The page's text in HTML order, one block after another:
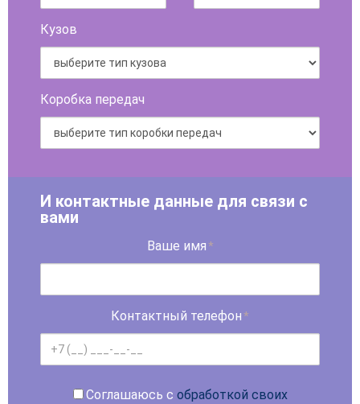
Кузов
Коробка передач
И контактные данные для связи с
вами
Ваше имя *
Контактный телефон *
Соглашаюсь с обработкой своих